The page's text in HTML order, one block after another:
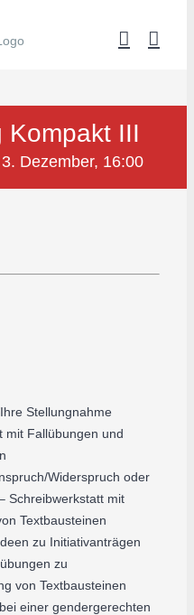
Kompakt III
3. Dezember, 16:00
Stellungnahme
mit Fallübungen und
Widerspruch oder
Schreibwerkstatt mit
Textbausteinen
zu Initiativanträgen
zu
von Textbausteinen
einer gendergerechten